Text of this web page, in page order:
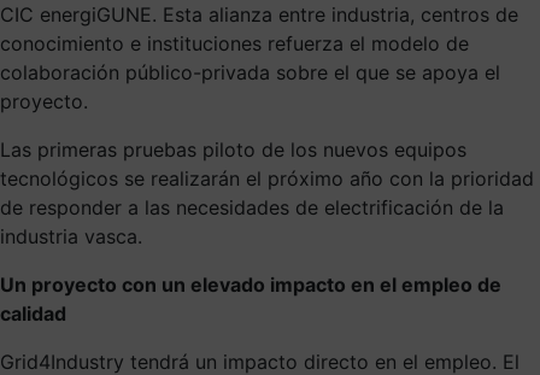
CIC energiGUNE. Esta alianza entre industria, centros de
conocimiento e instituciones refuerza el modelo de
colaboración público-privada sobre el que se apoya el
proyecto.
Las primeras pruebas piloto de los nuevos equipos
tecnológicos se realizarán el próximo año con la prioridad
de responder a las necesidades de electrificación de la
industria vasca.
Un proyecto con un elevado impacto en el empleo de
calidad
Grid4Industry tendrá un impacto directo en el empleo. El